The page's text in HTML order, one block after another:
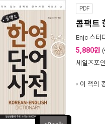
PDF
콤팩트
Enjc 스터디
5,880원 (
세일즈포
이 책의